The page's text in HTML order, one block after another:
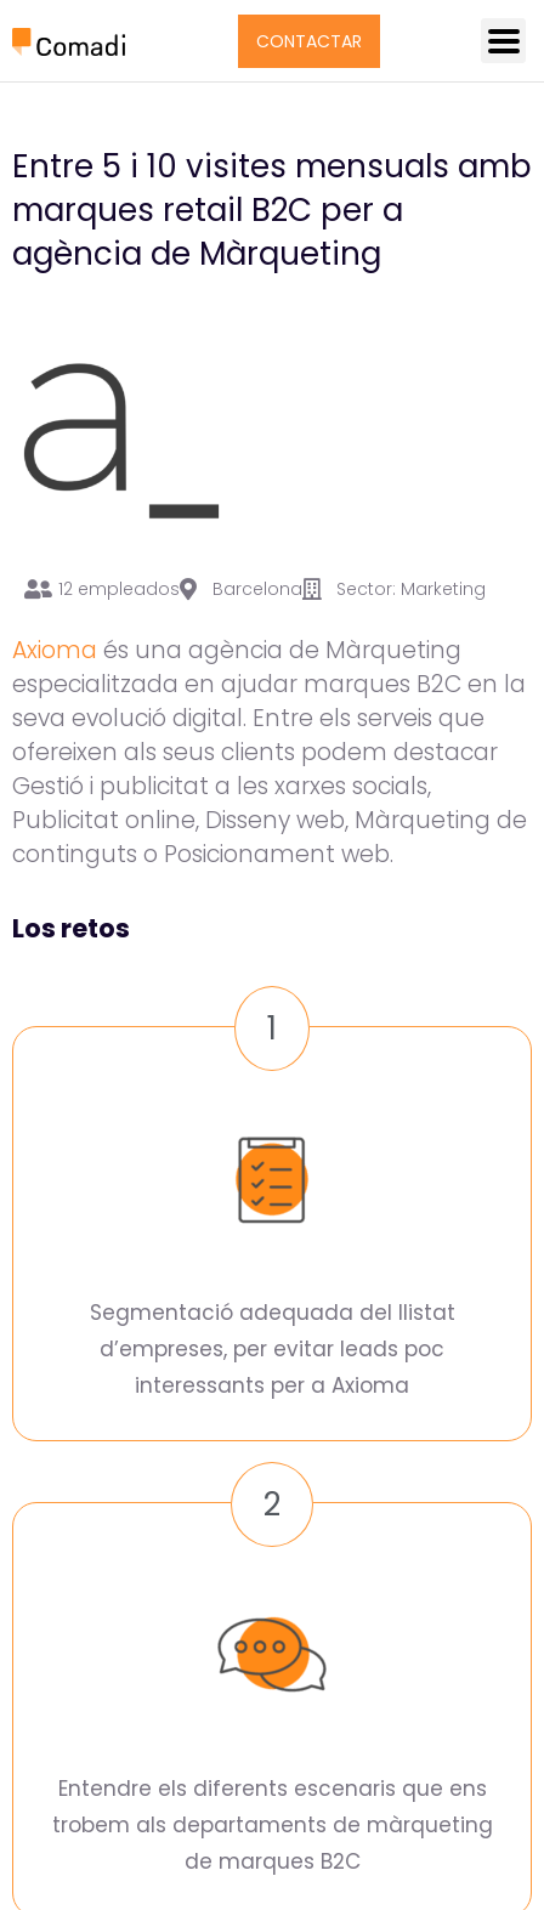
CONTACTAR
Entre 5 i 10 visites mensuals amb
marques retail B2C per a
agència de Màrqueting
12 empleados Barcelona Sector: Marketing
Axioma és una agència de Màrqueting
especialitzada en ajudar marques B2C en la
seva evolució digital. Entre els serveis que
ofereixen als seus clients podem destacar
Gestió i publicitat a les xarxes socials,
Publicitat online, Disseny web, Màrqueting de
continguts o Posicionament web.
Los retos
1
Segmentació adequada del llistat
d’empreses, per evitar leads poc
interessants per a Axioma
2
Entendre els diferents escenaris que ens
trobem als departaments de màrqueting
de marques B2C